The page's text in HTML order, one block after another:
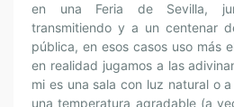
en una Feria de Sevilla,
transmitiendo y a un centenar
pública, en esos casos uso más
en realidad jugamos a las
mi es una sala con luz natural o
una temperatura agradable (a